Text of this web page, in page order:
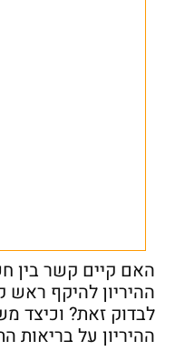
האם קיים קשר בין
ההיריון להיקף ראש
לבדוק זאת? וכיצד
ההיריון על בריאות